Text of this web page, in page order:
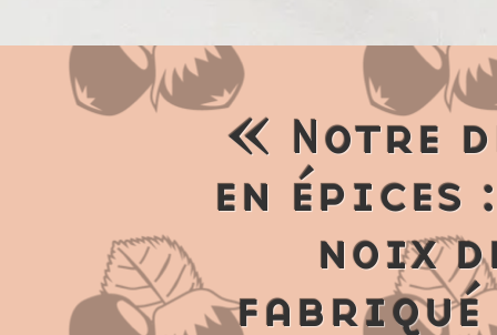
« Notre
en
noix
fabriqué